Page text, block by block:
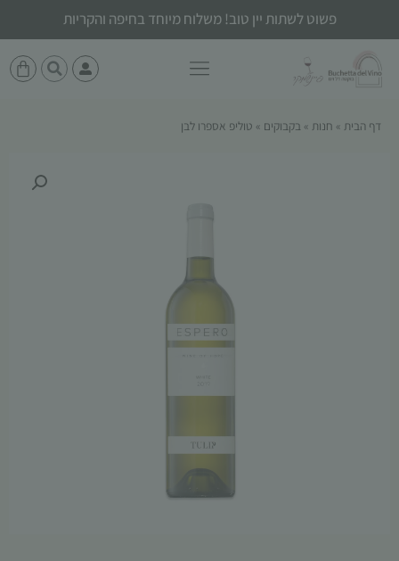
פשוט לשתות יין טוב! משלוח מיוחד בחיפה והקריות
דף הבית » חנות » בקבוקים » טוליפ אספרו לבן